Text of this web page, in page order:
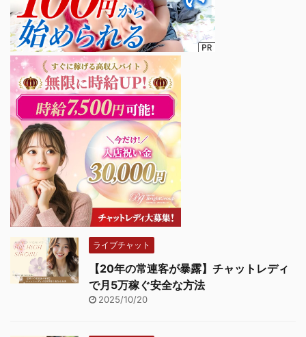
ライブチャット
【20年の常連客が暴露】チャットレディ
で月5万稼ぐ安全な方法
2025/10/20